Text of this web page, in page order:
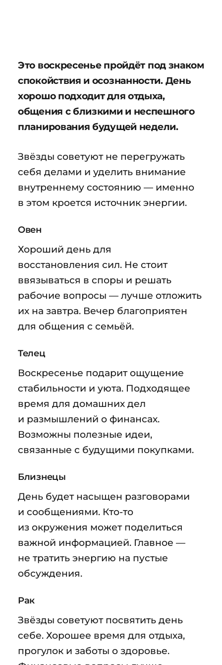
Это воскресенье пройдёт под знаком
спокойствия и осознанности. День
хорошо подходит для отдыха,
общения с близкими и неспешного
планирования будущей недели.
Звёзды советуют не перегружать
себя делами и уделить внимание
внутреннему состоянию — именно
в этом кроется источник энергии.
Овен
Хороший день для
восстановления сил. Не стоит
ввязываться в споры и решать
рабочие вопросы — лучше отложить
их на завтра. Вечер благоприятен
для общения с семьёй.
Телец
Воскресенье подарит ощущение
стабильности и уюта. Подходящее
время для домашних дел
и размышлений о финансах.
Возможны полезные идеи,
связанные с будущими покупками.
Близнецы
День будет насыщен разговорами
и сообщениями. Кто-то
из окружения может поделиться
важной информацией. Главное —
не тратить энергию на пустые
обсуждения.
Рак
Звёзды советуют посвятить день
себе. Хорошее время для отдыха,
прогулок и заботы о здоровье.